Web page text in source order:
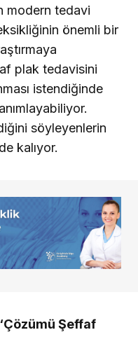
modern tedavi
önemli bir
plak tedavisini
istendiğinde
söyleyenlerin
kalıyor.
Şeffaf